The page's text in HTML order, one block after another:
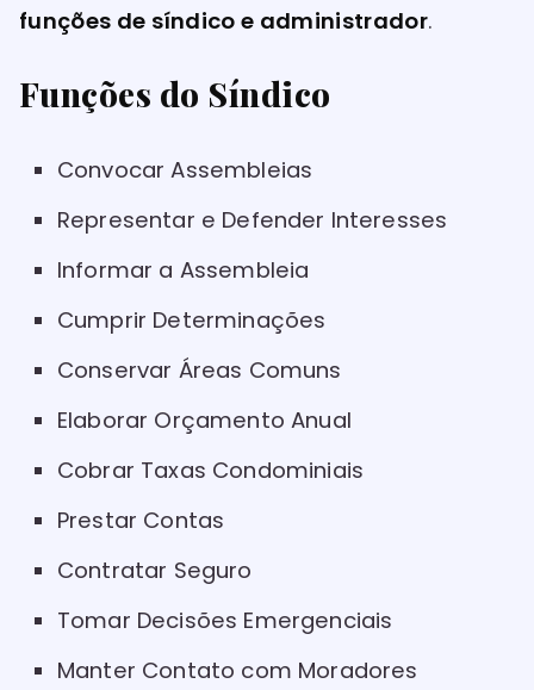
funções de síndico e administrador.
Funções do Síndico
Convocar Assembleias
Representar e Defender Interesses
Informar a Assembleia
Cumprir Determinações
Conservar Áreas Comuns
Elaborar Orçamento Anual
Cobrar Taxas Condominiais
Prestar Contas
Contratar Seguro
Tomar Decisões Emergenciais
Manter Contato com Moradores